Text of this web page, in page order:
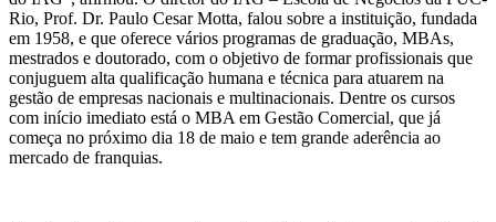
Rio, Prof. Dr. Paulo Cesar Motta, falou sobre a instituição, fundada
em 1958, e que oferece vários programas de graduação, MBAs,
mestrados e doutorado, com o objetivo de formar profissionais que
conjuguem alta qualificação humana e técnica para atuarem na
gestão de empresas nacionais e multinacionais. Dentre os cursos
com início imediato está o MBA em Gestão Comercial, que já
começa no próximo dia 18 de maio e tem grande aderência ao
mercado de franquias.